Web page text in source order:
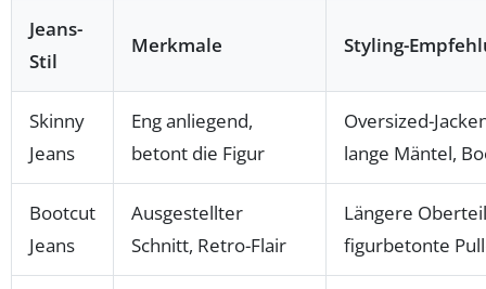
Jeans-
Stil
Merkmale Styling-
Skinny
Jeans
Eng anliegend,
betont die Figur
Oversized-
lange Mäntel,
Bootcut
Jeans
Ausgestellter
Schnitt, Retro-Flair
Längere
figurbetonte